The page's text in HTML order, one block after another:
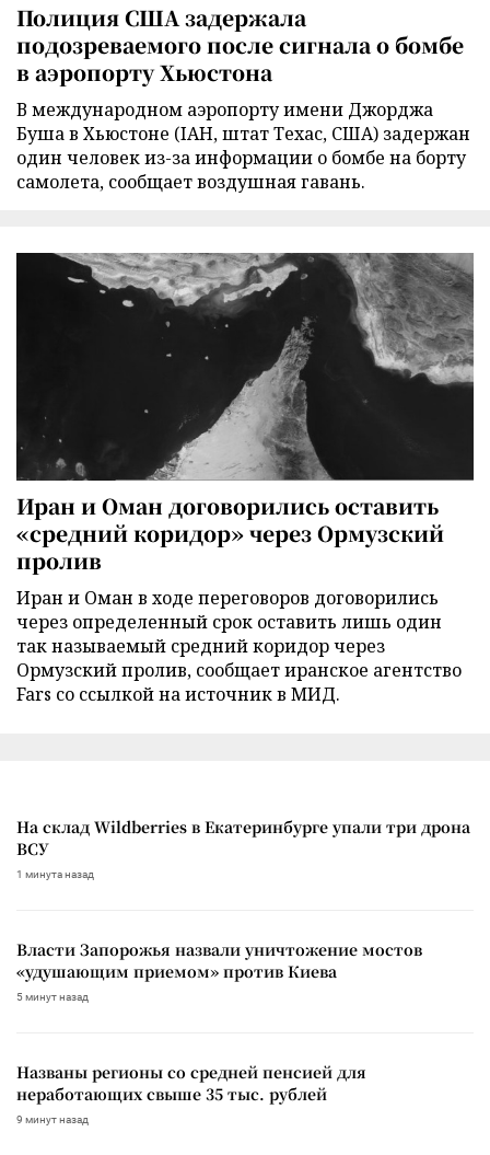
Полиция США задержала
подозреваемого после сигнала о бомбе
в аэропорту Хьюстона
В международном аэропорту имени Джорджа
Буша в Хьюстоне (IAH, штат Техас, США) задержан
один человек из-за информации о бомбе на борту
самолета, сообщает воздушная гавань.
Иран и Оман договорились оставить
«средний коридор» через Ормузский
пролив
Иран и Оман в ходе переговоров договорились
через определенный срок оставить лишь один
так называемый средний коридор через
Ормузский пролив, сообщает иранское агентство
Fars со ссылкой на источник в МИД.
На склад Wildberries в Екатеринбурге упали три дрона
ВСУ
1 минута назад
Власти Запорожья назвали уничтожение мостов
«удушающим приемом» против Киева
5 минут назад
Названы регионы со средней пенсией для
неработающих свыше 35 тыс. рублей
9 минут назад